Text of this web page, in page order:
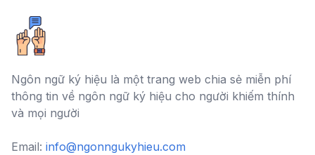
Ngôn ngữ ký hiệu là một trang web chia sẻ miễn phí
thông tin về ngôn ngữ ký hiệu cho người khiếm thính
và mọi người
Email: info@ngonngukyhieu.com